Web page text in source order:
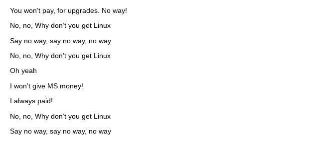
You won’t pay, for upgrades. No way!
No, no, Why don’t you get Linux
Say no way, say no way, no way
No, no, Why don’t you get Linux
Oh yeah
I won’t give MS money!
I always paid!
No, no, Why don’t you get Linux
Say no way, say no way, no way